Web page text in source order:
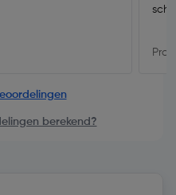
berekend?